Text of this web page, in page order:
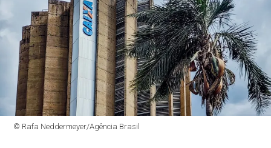
© Rafa Neddermeyer/Agência Brasil